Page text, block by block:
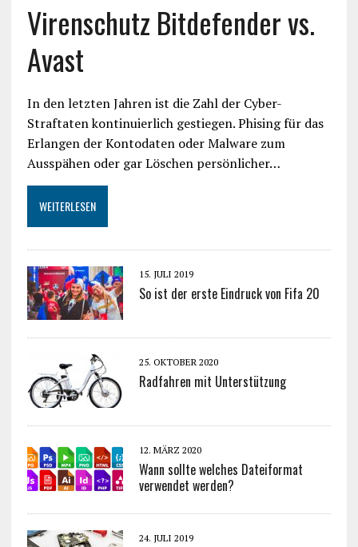
Virenschutz Bitdefender vs.
Avast
In den letzten Jahren ist die Zahl der Cyber-
Straftaten kontinuierlich gestiegen. Phising für das
Erlangen der Kontodaten oder Malware zum
Ausspähen oder gar Löschen persönlicher…
WEITERLESEN
15. JULI 2019
So ist der erste Eindruck von Fifa 20
25. OKTOBER 2020
Radfahren mit Unterstützung
12. MÄRZ 2020
Wann sollte welches Dateiformat
verwendet werden?
24. JULI 2019